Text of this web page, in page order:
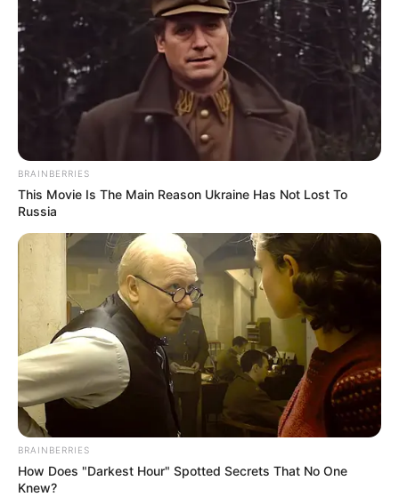
BRAINBERRIES
This Movie Is The Main Reason Ukraine Has Not Lost To
Russia
BRAINBERRIES
How Does "Darkest Hour" Spotted Secrets That No One
Knew?